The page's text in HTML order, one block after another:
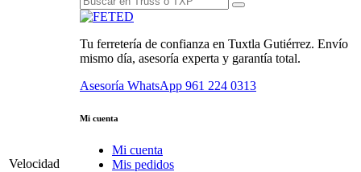
Velocidad
Tu ferretería de confianza en Tuxtla Gutiérrez. Envío
mismo día, asesoría experta y garantía total.
Asesoría WhatsApp 961 224 0313
Mi cuenta
Mi cuenta
Mis pedidos